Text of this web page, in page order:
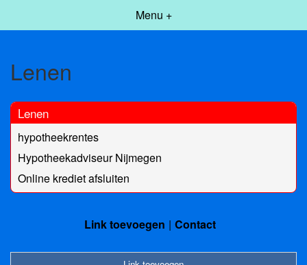
Menu +
Lenen
Lenen
hypotheekrentes
Hypotheekadviseur Nijmegen
Online krediet afsluiten
Link toevoegen Contact